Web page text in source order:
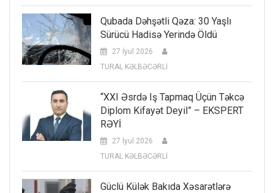
Qubada Dəhşətli Qəza: 30 Yaşlı
Sürücü Hadisə Yerində Öldü
27 İyul 2026
TURAL KƏLBƏCƏRLİ
“XXI Əsrdə Iş Tapmaq Üçün Təkcə
Diplom Kifayət Deyil” – EKSPERT
RƏYİ
27 İyul 2026
TURAL KƏLBƏCƏRLİ
Güclü Külək Bakıda Xəsarətlərə